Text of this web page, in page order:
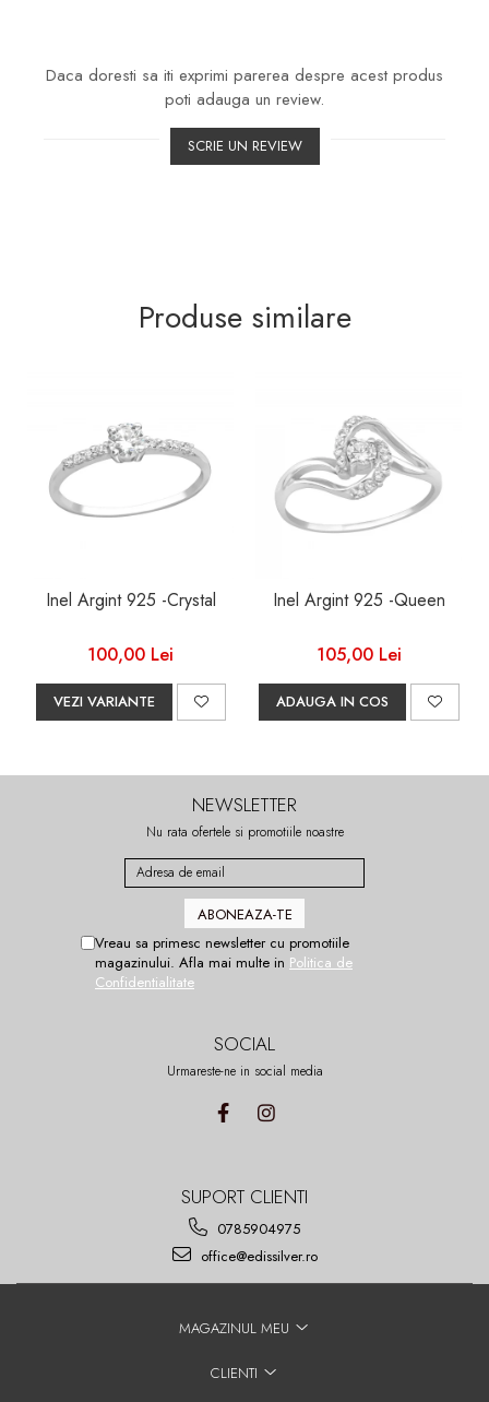
Daca doresti sa iti exprimi parerea despre acest produs
poti adauga un review.
SCRIE UN REVIEW
Produse similare
Inel Argint 925 -Crystal
100,00 Lei
VEZI VARIANTE
Inel Argint 925 -Queen
105,00 Lei
ADAUGA IN COS
NEWSLETTER
Nu rata ofertele si promotiile noastre
Vreau sa primesc newsletter cu promotiile
magazinului. Afla mai multe in Politica de
Confidentialitate
SOCIAL
Urmareste-ne in social media
SUPORT CLIENTI
0785904975
office@edissilver.ro
MAGAZINUL MEU
CLIENTI